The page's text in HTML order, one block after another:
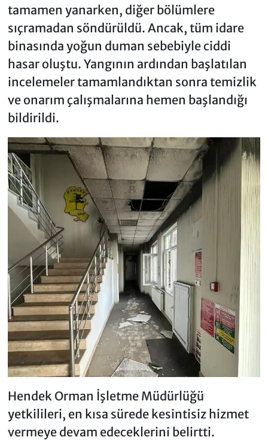
tamamen yanarken, diğer bölümlere
sıçramadan söndürüldü. Ancak, tüm idare
binasında yoğun duman sebebiyle ciddi
hasar oluştu. Yangının ardından başlatılan
incelemeler tamamlandıktan sonra temizlik
ve onarım çalışmalarına hemen başlandığı
bildirildi.
Hendek Orman İşletme Müdürlüğü
yetkilileri, en kısa sürede kesintisiz hizmet
vermeye devam edeceklerini belirtti.